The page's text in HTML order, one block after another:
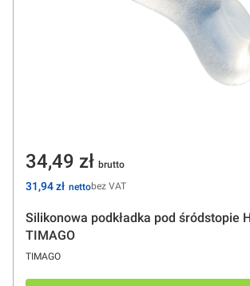
Silikonowa podkładka pod śródstopie
TIMAGO
PRODUCENT
TIMAGO
Cena
34,49 zł
Cena
31,94 zł bez VAT